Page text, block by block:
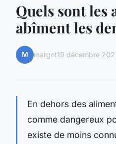
Quels sont les
abîment les
M margot19 décembre
En dehors des
comme dangereux
existe de moins